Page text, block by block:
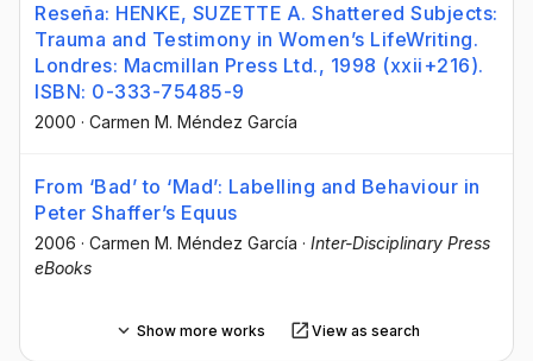
Reseña: HENKE, SUZETTE A. Shattered Subjects:
Trauma and Testimony in Women’s LifeWriting.
Londres: Macmillan Press Ltd., 1998 (xxii+216).
ISBN: 0-333-75485-9
2000 · Carmen M. Méndez García
From ‘Bad’ to ‘Mad’: Labelling and Behaviour in
Peter Shaffer’s Equus
2006 · Carmen M. Méndez García · Inter-Disciplinary Press
eBooks
Show more works View as search